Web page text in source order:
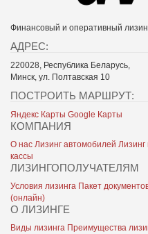
Финансовый и оперативный
АДРЕС:
220028, Республика Беларусь,
Минск, ул. Полтавская 10
ПОСТРОИТЬ МАРШРУТ:
Яндекс Карты Google Карты
КОМПАНИЯ
О нас Лизинг автомобилей
кассы
ЛИЗИНГОПОЛУЧАТЕЛЯМ
Условия лизинга Пакет
(онлайн)
О ЛИЗИНГЕ
Виды лизинга Преимущества